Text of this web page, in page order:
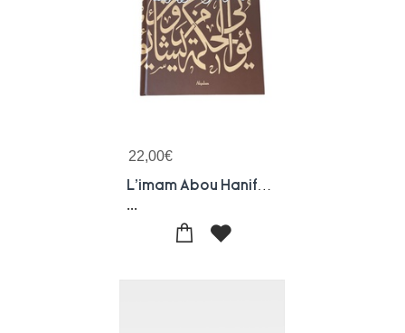
22,00€
...